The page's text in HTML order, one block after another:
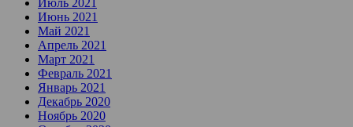
Июль 2021
Июнь 2021
Май 2021
Апрель 2021
Март 2021
Февраль 2021
Январь 2021
Декабрь 2020
Ноябрь 2020